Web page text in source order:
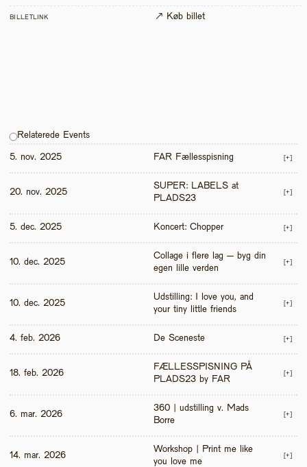
BILLETLINK ↗ Køb billet
Relaterede Events
5. nov. 2025 FAR Fællesspisning [+]
20. nov. 2025
SUPER: LABELS at
PLADS23
[+]
5. dec. 2025 Koncert: Chopper [+]
10. dec. 2025
Collage i flere lag – byg din
egen lille verden
[+]
10. dec. 2025
Udstilling: I love you, and
your tiny little friends
[+]
4. feb. 2026 De Sceneste [+]
18. feb. 2026
FÆLLESSPISNING PÅ
PLADS23 by FAR
[+]
6. mar. 2026
360 | udstilling v. Mads
Borre
[+]
14. mar. 2026
Workshop | Print me like
you love me
[+]